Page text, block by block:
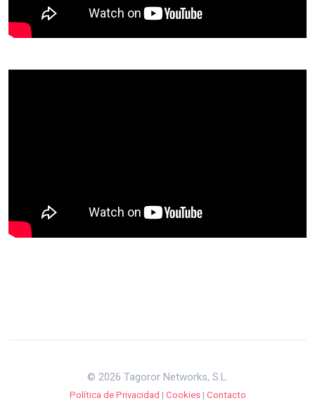
© 2026 Tagoror Networks, S.L.
Política de Privacidad | Cookies| Contacto